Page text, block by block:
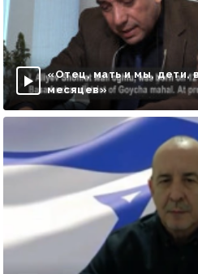
«Отец, мать и мы, дети,
месяцев»